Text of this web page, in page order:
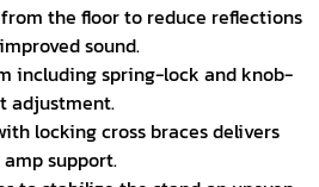
the floor to reduce reflections
sound.
including spring-lock and knob-
adjustment.
locking cross braces delivers
support.